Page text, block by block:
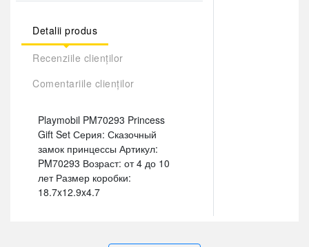
Detalii produs
Recenziile clienților
Comentariile clienților
Playmobil PM70293 Princess
Gift Set Серия: Сказочный
замок принцессы Артикул:
PM70293 Возраст: от 4 до 10
лет Размер коробки:
18.7x12.9x4.7